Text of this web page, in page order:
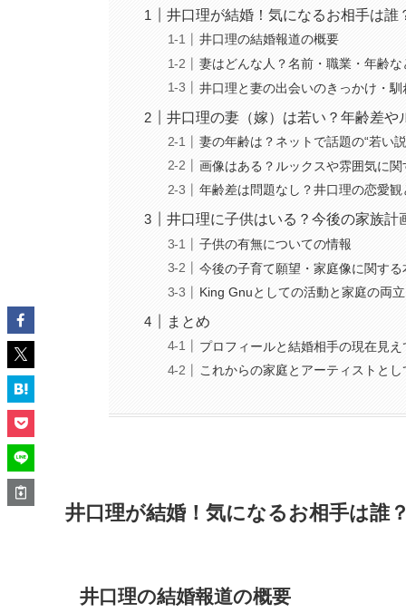
井口理が結婚！気になるお相手は誰
井口理の結婚報道の概要
妻はどんな人？名前・職業・年齢な
井口理と妻の出会いのきっかけ・
井口理の妻（嫁）は若い？年齢差や
妻の年齢は？ネットで話題の“若い
画像はある？ルックスや雰囲気に
年齢差は問題なし？井口理の恋愛
井口理に子供はいる？今後の家族計
子供の有無についての情報
今後の子育て願望・家庭像に関す
King Gnuとしての活動と家庭の両
まとめ
プロフィールと結婚相手の現在見
これからの家庭とアーティストとし
井口理が結婚！気になるお相手は誰
井口理の結婚報道の概要